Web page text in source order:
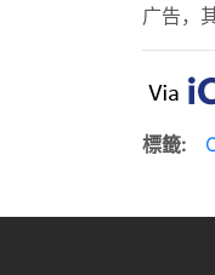
广告，
標籤: